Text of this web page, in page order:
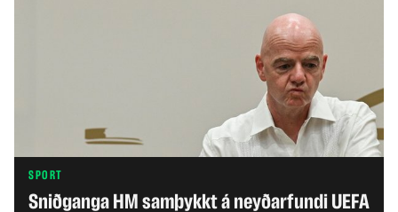
SPORT
Sniðganga HM samþykkt á neyðarfundi UEFA